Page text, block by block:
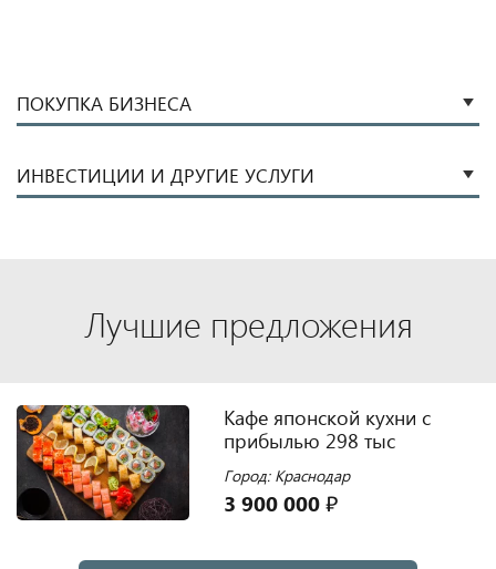
ПОКУПКА БИЗНЕСА
ИНВЕСТИЦИИ И ДРУГИЕ УСЛУГИ
Лучшие предложения
Кафе японской кухни с
прибылью 298 тыс
Город: Краснодар
3 900 000 ₽